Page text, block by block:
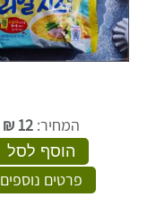
המחיר: 12
₪
הוסף לסל
פרטים נוספים